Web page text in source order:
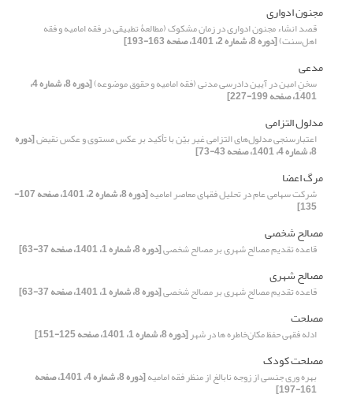
مجنون ادواری
قصد انشاء مجنون ادواری در زمان مشکوک (مطالعۀ تطبیقی در فقه امامیه و فقه
اهل‌سنت)[دوره 8، شماره 2، 1401، صفحه 163-193]
مدعی
سخنِ امین در آیین دادرسی مدنی (فقه امامیه و حقوق موضوعه) [دوره 8، شماره 4،
1401، صفحه 199-227]
مدلول التزامی
اعتبارسنجی مدلول‌های التزامی غیر بیّن با تأکید بر عکس مستوی و عکس نقیض[دوره
8، شماره 4، 1401، صفحه 43-73]
مرگ اعضا
شرکت سهامی عام در تحلیل فقهای معاصر امامیه [دوره 8، شماره 2، 1401، صفحه 107-
135]
مصالح شخصی
قاعده تقدیم مصالح شهری بر مصالح شخصی[دوره 8، شماره 1، 1401، صفحه 37-63]
مصالح شهری
قاعده تقدیم مصالح شهری بر مصالح شخصی[دوره 8، شماره 1، 1401، صفحه 37-63]
مصلحت
ادله فقهی حفظ مکان‌خاطره ها در شهر[دوره 8، شماره 1، 1401، صفحه 125-151]
مصلحت کودک
بهره وری جنسی از زوجه نابالغ از منظر فقه امامیه [دوره 8، شماره 4، 1401، صفحه
161-197]